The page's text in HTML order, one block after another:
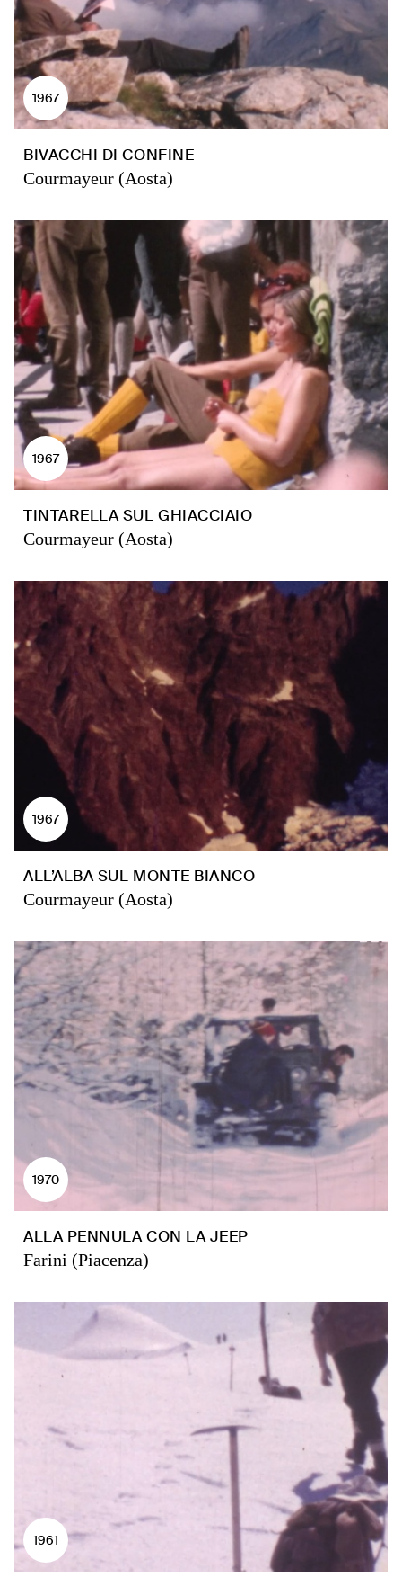
1967
BIVACCHI DI CONFINE
Courmayeur (Aosta)
1967
TINTARELLA SUL GHIACCIAIO
Courmayeur (Aosta)
1967
ALL’ALBA SUL MONTE BIANCO
Courmayeur (Aosta)
1970
ALLA PENNULA CON LA JEEP
Farini (Piacenza)
1961